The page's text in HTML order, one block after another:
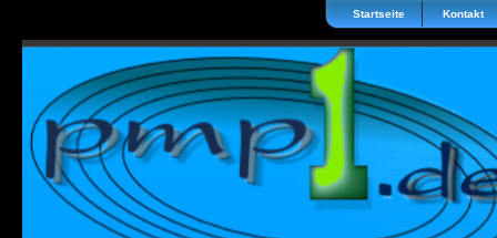
Startseite Kontakt